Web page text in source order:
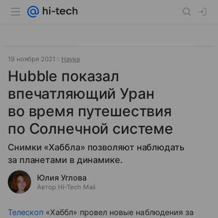
19 ноября 2021 Наука
Hubble показал
впечатляющий Уран
во время путешествия
по Солнечной системе
Снимки «Хаббла» позволяют наблюдать
за планетами в динамике.
Юлия Углова
Автор Hi-Tech Mail
Телескоп «Хаббл» провел новые наблюдения за